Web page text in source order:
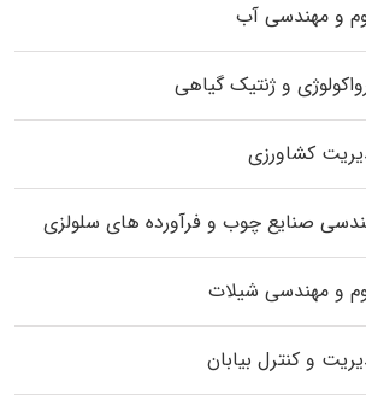
و مهندسی آب
و ژنتیک گیاهی
کشاورزی
صنایع چوب و فرآورده‌ های سلولزی
و مهندسی شیلات
و کنترل بیابان